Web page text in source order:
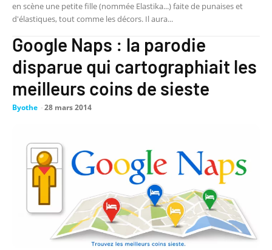
en scène une petite fille (nommée Elastika...) faite de punaises et
d'élastiques, tout comme les décors. Il aura...
Google Naps : la parodie
disparue qui cartographiait les
meilleurs coins de sieste
Byothe -28 mars 2014